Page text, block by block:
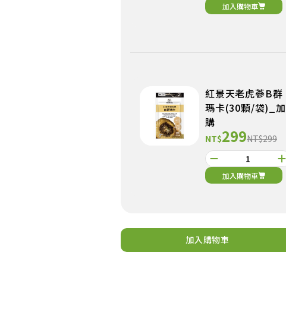
加入購物車
紅景天老虎蔘B群
瑪卡(30顆/袋)_加
購
NT$299NT$299
加入購物車
加入購物車